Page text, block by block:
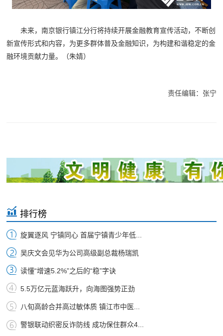
未来，南京银行镇江分行将持续开展金融教育宣传活动，不断创
新宣传形式和内容，为更多群体普及金融知识，为构建和谐稳定的金
融环境贡献力量。（朱婧）
责任编辑：张宁
排行榜
旋翼逐风 宁镇同心 首届宁镇青少年低...
吴庆文会见华为公司高级副总裁杨瑞凯
读懂“增速5.2%”之后的“稳”字诀
5.5万亿元蓝海跃升，向海图强势正劲
八旬高龄合并高过敏体质 镇江市中医...
警银联动织密反诈防线 成功保住群众4...